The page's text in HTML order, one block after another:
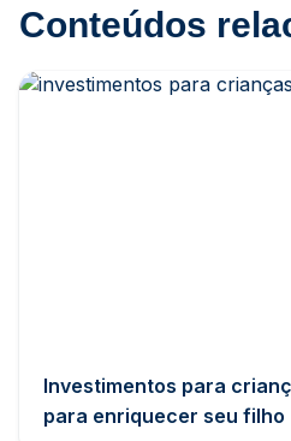
Conteúdos
Investimentos para
para enriquecer seu filho